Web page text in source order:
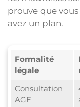
prouve que
avez un plan.
Formalité
légale
Consultation
AGE